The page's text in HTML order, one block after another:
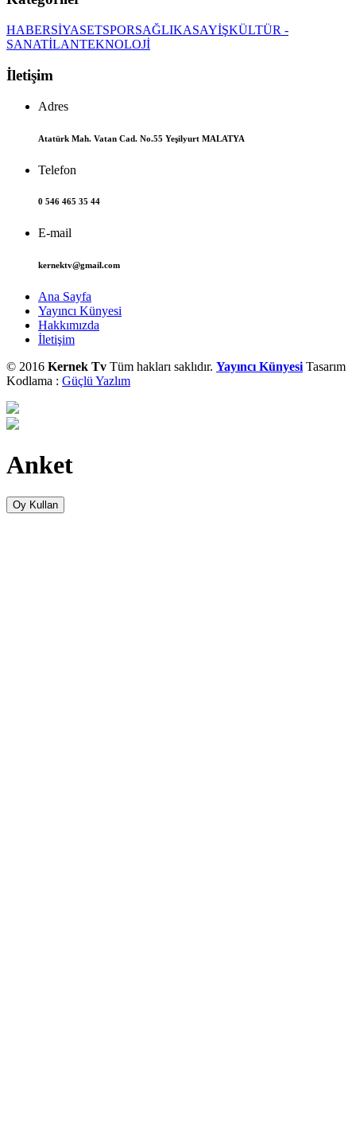
HABERSİYASETSPORSAĞLIKASAYİŞKÜLTÜR -
SANATİLANTEKNOLOJİ
İletişim
Adres
Atatürk Mah. Vatan Cad. No.55 Yeşilyurt MALATYA
Telefon
0 546 465 35 44
E-mail
kernektv@gmail.com
Ana Sayfa
Yayıncı Künyesi
Hakkımızda
İletişim
© 2016 Kernek Tv Tüm hakları saklıdır. Yayıncı Künyesi Tasarım
Kodlama : Güçlü Yazlım
Anket